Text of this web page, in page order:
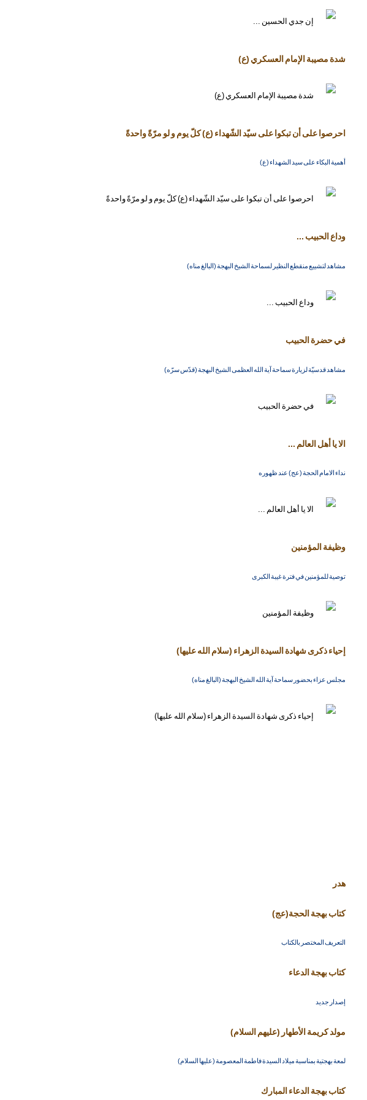
شدة مصيبة الإمام العسكري (ع)
احرصوا على أن تبكوا على سيّد الشّهداء (ع) كلّ يوم و لو مرّةً واحدةً
أهمية البكاء على سيد الشهداء (ع)
وداع الحبيب ...
مشاهد لتشييع منقطع النظير لسماحة الشيخ البهجة (البالغ مناه)
في حضرة الحبيب
مشاهد قدسيّة لزيارة سماحة آية الله العظمى الشيخ البهجة (قدّس سرّه)
الا يا أهل العالم ...
نداء الامام الحجة (عج) عند ظهوره
وظيفة المؤمنين
توصية للمؤمنين في فترة غيبة الكبرى
إحياء ذكرى شهادة السيدة الزهراء (سلام الله عليها)
مجلس عزاء بحضور سماحة آية الله الشيخ البهجة (البالغ مناه)
هدر
كتاب بهجة الحجة(عج)
التعريف المختصر بالكتاب
كتاب بهجة الدعاء
إصدار جديد
مولد كريمة الأطهار (عليهم السلام)
لمعة بهجتية بمناسبة ميلاد السيدة فاطمة المعصومة (عليها السلام)
كتاب بهجة الدعاء المبارك